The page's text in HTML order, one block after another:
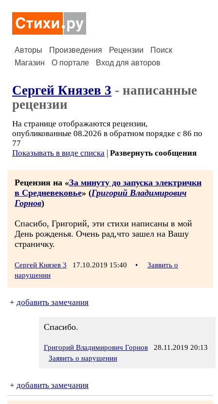
Авторы Произведения Рецензии
Поиск
Магазин
О портале Вход для авторов
Сергей Князев 3 - написанные
рецензии
На странице отображаются рецензии,
опубликованные 08.2026 в обратном порядке с 86 по
77
Показывать в виде списка | Развернуть сообщения
Рецензия на «За минуту до запуска электрички
в Средневековье» (Григорий Владимирович
Горнов)
Спасибо, Григорий, эти стихи написаны в мой
День рожденья. Очень рад,что зашел на Вашу
страничку.
Сергей Князев 3 17.10.2019 15:40 •
Заявить о
нарушении
+ добавить замечания
Спасибо.
Григорий Владимирович Горнов 28.11.2019 20:13
Заявить о нарушении
+ добавить замечания